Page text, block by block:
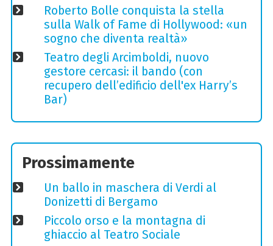
Roberto Bolle conquista la stella
sulla Walk of Fame di Hollywood: «un
sogno che diventa realtà»
Teatro degli Arcimboldi, nuovo
gestore cercasi: il bando (con
recupero dell’edificio dell'ex Harry’s
Bar)
Prossimamente
Un ballo in maschera di Verdi al
Donizetti di Bergamo
Piccolo orso e la montagna di
ghiaccio al Teatro Sociale